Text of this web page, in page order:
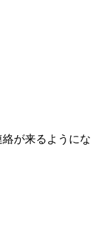
が来るようにな